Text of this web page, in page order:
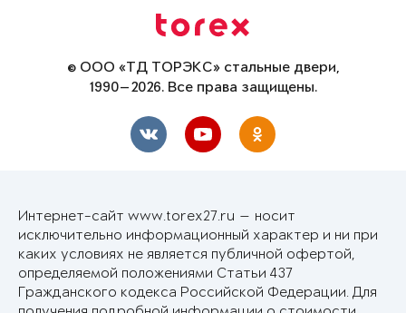
© ООО «ТД ТОРЭКС» стальные двери,
1990—2026. Все права защищены.
Интернет-сайт www.torex27.ru — носит
исключительно информационный характер и ни при
каких условиях не является публичной офертой,
определяемой положениями Статьи 437
Гражданского кодекса Российской Федерации. Для